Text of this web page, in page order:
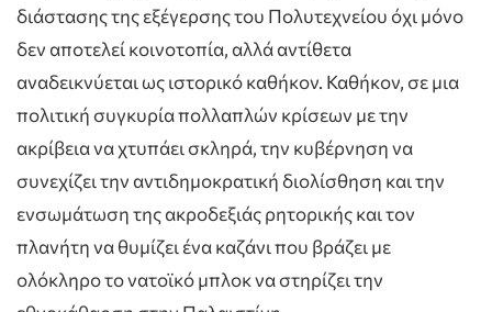
διάστασης της εξέγερσης του Πολυτεχνείου όχι μόνο
δεν αποτελεί κοινοτοπία, αλλά αντίθετα
αναδεικνύεται ως ιστορικό καθήκον. Καθήκον, σε μια
πολιτική συγκυρία πολλαπλών κρίσεων με την
ακρίβεια να χτυπάει σκληρά, την κυβέρνηση να
συνεχίζει την αντιδημοκρατική διολίσθηση και την
ενσωμάτωση της ακροδεξιάς ρητορικής και τον
πλανήτη να θυμίζει ένα καζάνι που βράζει με
ολόκληρο το νατοϊκό μπλοκ να στηρίζει την